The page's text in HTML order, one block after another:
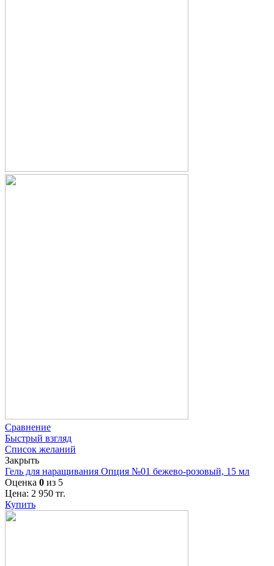
Сравнение
Быстрый взгляд
Список желаний
Закрыть
Гель для наращивания Опция №01 бежево-розовый, 15 мл
Оценка 0 из 5
Цена: 2 950 тг.
Купить